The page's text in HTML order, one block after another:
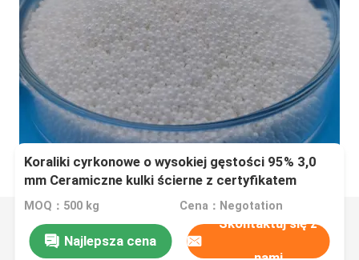
Koraliki cyrkonowe o wysokiej gęstości 95% 3,0
mm Ceramiczne kulki ścierne z certyfikatem
ISO9001
MOQ：500 kg Cena：Negotation
Najlepsza cena
Skontaktuj się z